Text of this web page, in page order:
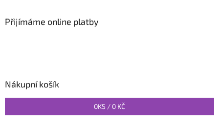
Přijímáme online platby
Nákupní košík
0KS / 0 KČ